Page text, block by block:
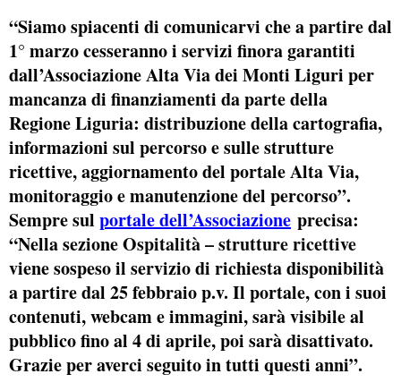
“Siamo spiacenti di comunicarvi che a partire dal
1° marzo cesseranno i servizi finora garantiti
dall’Associazione Alta Via dei Monti Liguri per
mancanza di finanziamenti da parte della
Regione Liguria: distribuzione della cartografia,
informazioni sul percorso e sulle strutture
ricettive, aggiornamento del portale Alta Via,
monitoraggio e manutenzione del percorso”.
Sempre sul portale dell’Associazione precisa:
“Nella sezioneOspitalità – strutture ricettive
viene sospeso il servizio di richiesta disponibilità
a partire dal 25 febbraio p.v. Il portale, con i suoi
contenuti, webcam e immagini, sarà visibile al
pubblico fino al 4 di aprile, poi sarà disattivato.
Grazie per averci seguito in tutti questi anni”.